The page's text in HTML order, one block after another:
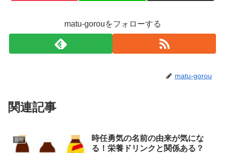
matu-gorouをフォローする
matu-gorou
関連記事
芸能
時任勇気の名前の由来が気にな
る！栄養ドリンクと関係ある？